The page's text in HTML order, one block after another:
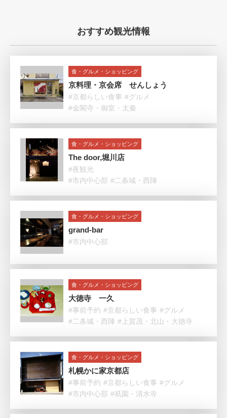
おすすめ観光情報
食・グルメ・ショッピング
京料理・京会席 せんしょう
#京都らしい食事 #グルメ
#金閣寺・御室・太秦
食・グルメ・ショッピング
The door,堀川店
#夜観光
#市内中心部 #二条城・西陣
食・グルメ・ショッピング
grand-bar
#市内中心部
食・グルメ・ショッピング
大徳寺 一久
#事前予約 #京都らしい食事 #グルメ
#二条城・西陣 #上賀茂・北山・大徳寺
食・グルメ・ショッピング
札幌かに家京都店
#事前予約 #京都らしい食事 #グルメ
#市内中心部 #祇園・清水寺